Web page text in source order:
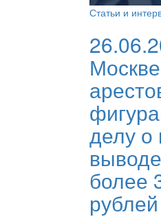
Статьи и
Москве
делу о
более
рублей